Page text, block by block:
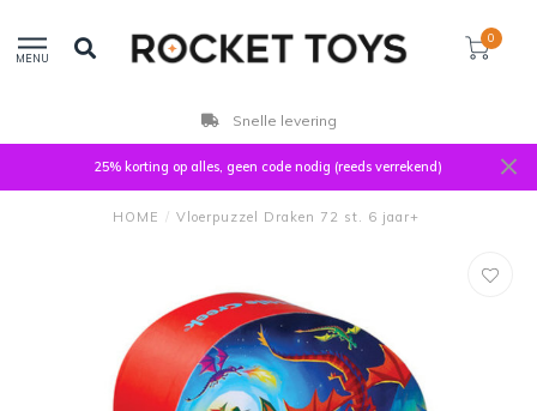
MENU
0
Snelle levering
25% korting op alles, geen code nodig (reeds verrekend)
HOME / Vloerpuzzel Draken 72 st. 6 jaar+